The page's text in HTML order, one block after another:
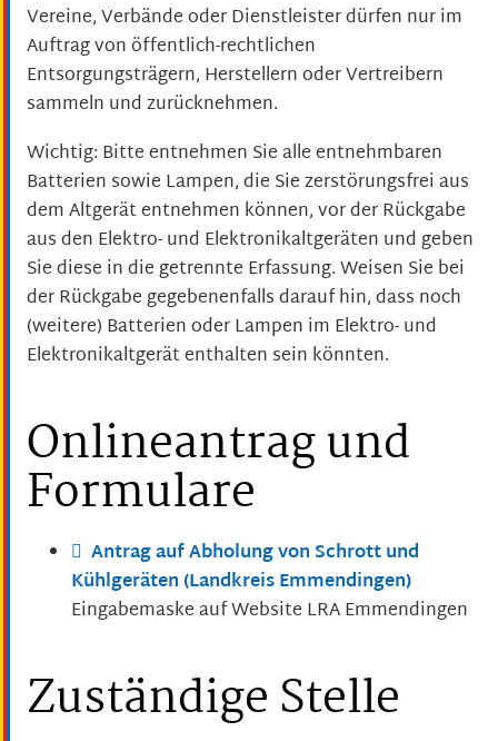
Vereine, Verbände oder Dienstleister dürfen nur im
Auftrag von öffentlich-rechtlichen
Entsorgungsträgern, Herstellern oder Vertreibern
sammeln und zurücknehmen.
Wichtig: Bitte entnehmen Sie alle entnehmbaren
Batterien sowie Lampen, die Sie zerstörungsfrei aus
dem Altgerät entnehmen können, vor der Rückgabe
aus den Elektro- und Elektronikaltgeräten und geben
Sie diese in die getrennte Erfassung. Weisen Sie bei
der Rückgabe gegebenenfalls darauf hin, dass noch
(weitere) Batterien oder Lampen im Elektro- und
Elektronikaltgerät enthalten sein könnten.
Onlineantrag und
Formulare
Antrag auf Abholung von Schrott und
Kühlgeräten (Landkreis Emmendingen)
Eingabemaske auf Website LRA Emmendingen
Zuständige Stelle